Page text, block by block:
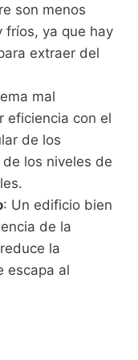
son menos
fríos, ya que hay
extraer del
mal
eficiencia con el
de los
los niveles de
: Un edificio bien
de la
la
escapa al